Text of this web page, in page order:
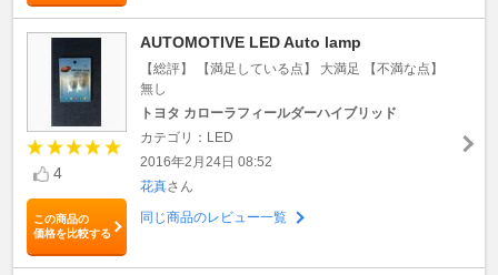
4
この商品の
価格を比較する
AUTOMOTIVE LED Auto lamp
【総評】 【満足している点】 大満足 【不満な点】
無し
トヨタ カローラフィールダーハイブリッド
カテゴリ：LED
2016年2月24日 08:52
花真さん
同じ商品のレビュー一覧